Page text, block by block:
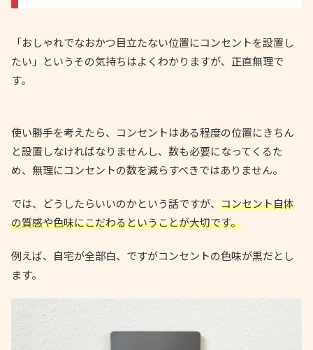
「おしゃれでなおかつ目立たない位置にコンセントを設置し
たい」というその気持ちはよくわかりますが、正直無理で
す。
使い勝手を考えたら、コンセントはある程度の位置にきちん
と設置しなければなりませんし、数も必要になってくるた
め、無理にコンセントの数を減らすべきではありません。
では、どうしたらいいのかという話ですが、 コンセント自体
の質感や色味にこだわるということが大切です。
例えば、自宅が全部白、ですがコンセントの色味が黒だとし
ます。